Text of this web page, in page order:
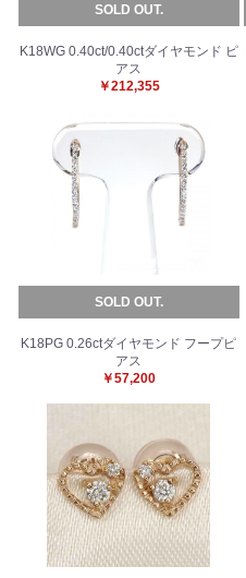
SOLD OUT.
K18WG 0.40ct/0.40ctダイヤモンド ピ
アス
￥212,355
SOLD OUT.
K18PG 0.26ctダイヤモンド フープピ
アス
￥57,200
お買い物を続ける